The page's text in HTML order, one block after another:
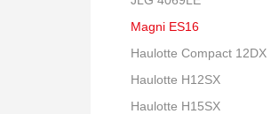
Magni ES16
Haulotte Compact 12DX
Haulotte H12SX
Haulotte H15SX